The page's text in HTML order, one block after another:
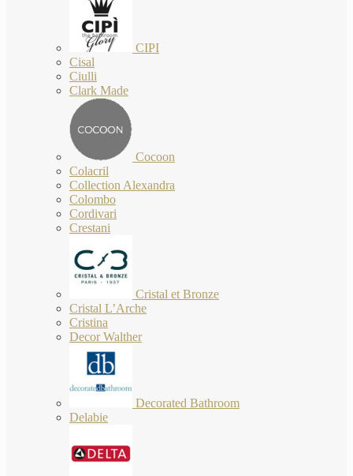
CIPI
Cisal
Ciulli
Clark Made
Cocoon
Colacril
Collection Alexandra
Colombo
Cordivari
Crestani
Cristal et Bronze
Cristal L’Arche
Cristina
Decor Walther
Decorated Bathroom
Delabie